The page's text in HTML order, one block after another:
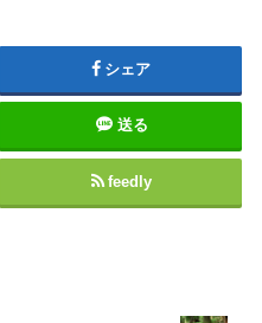
シェア
送る
feedly